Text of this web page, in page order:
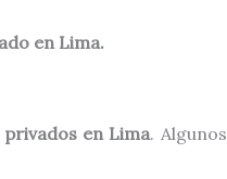
en Lima.
en Lima.